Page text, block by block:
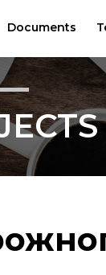
Documents